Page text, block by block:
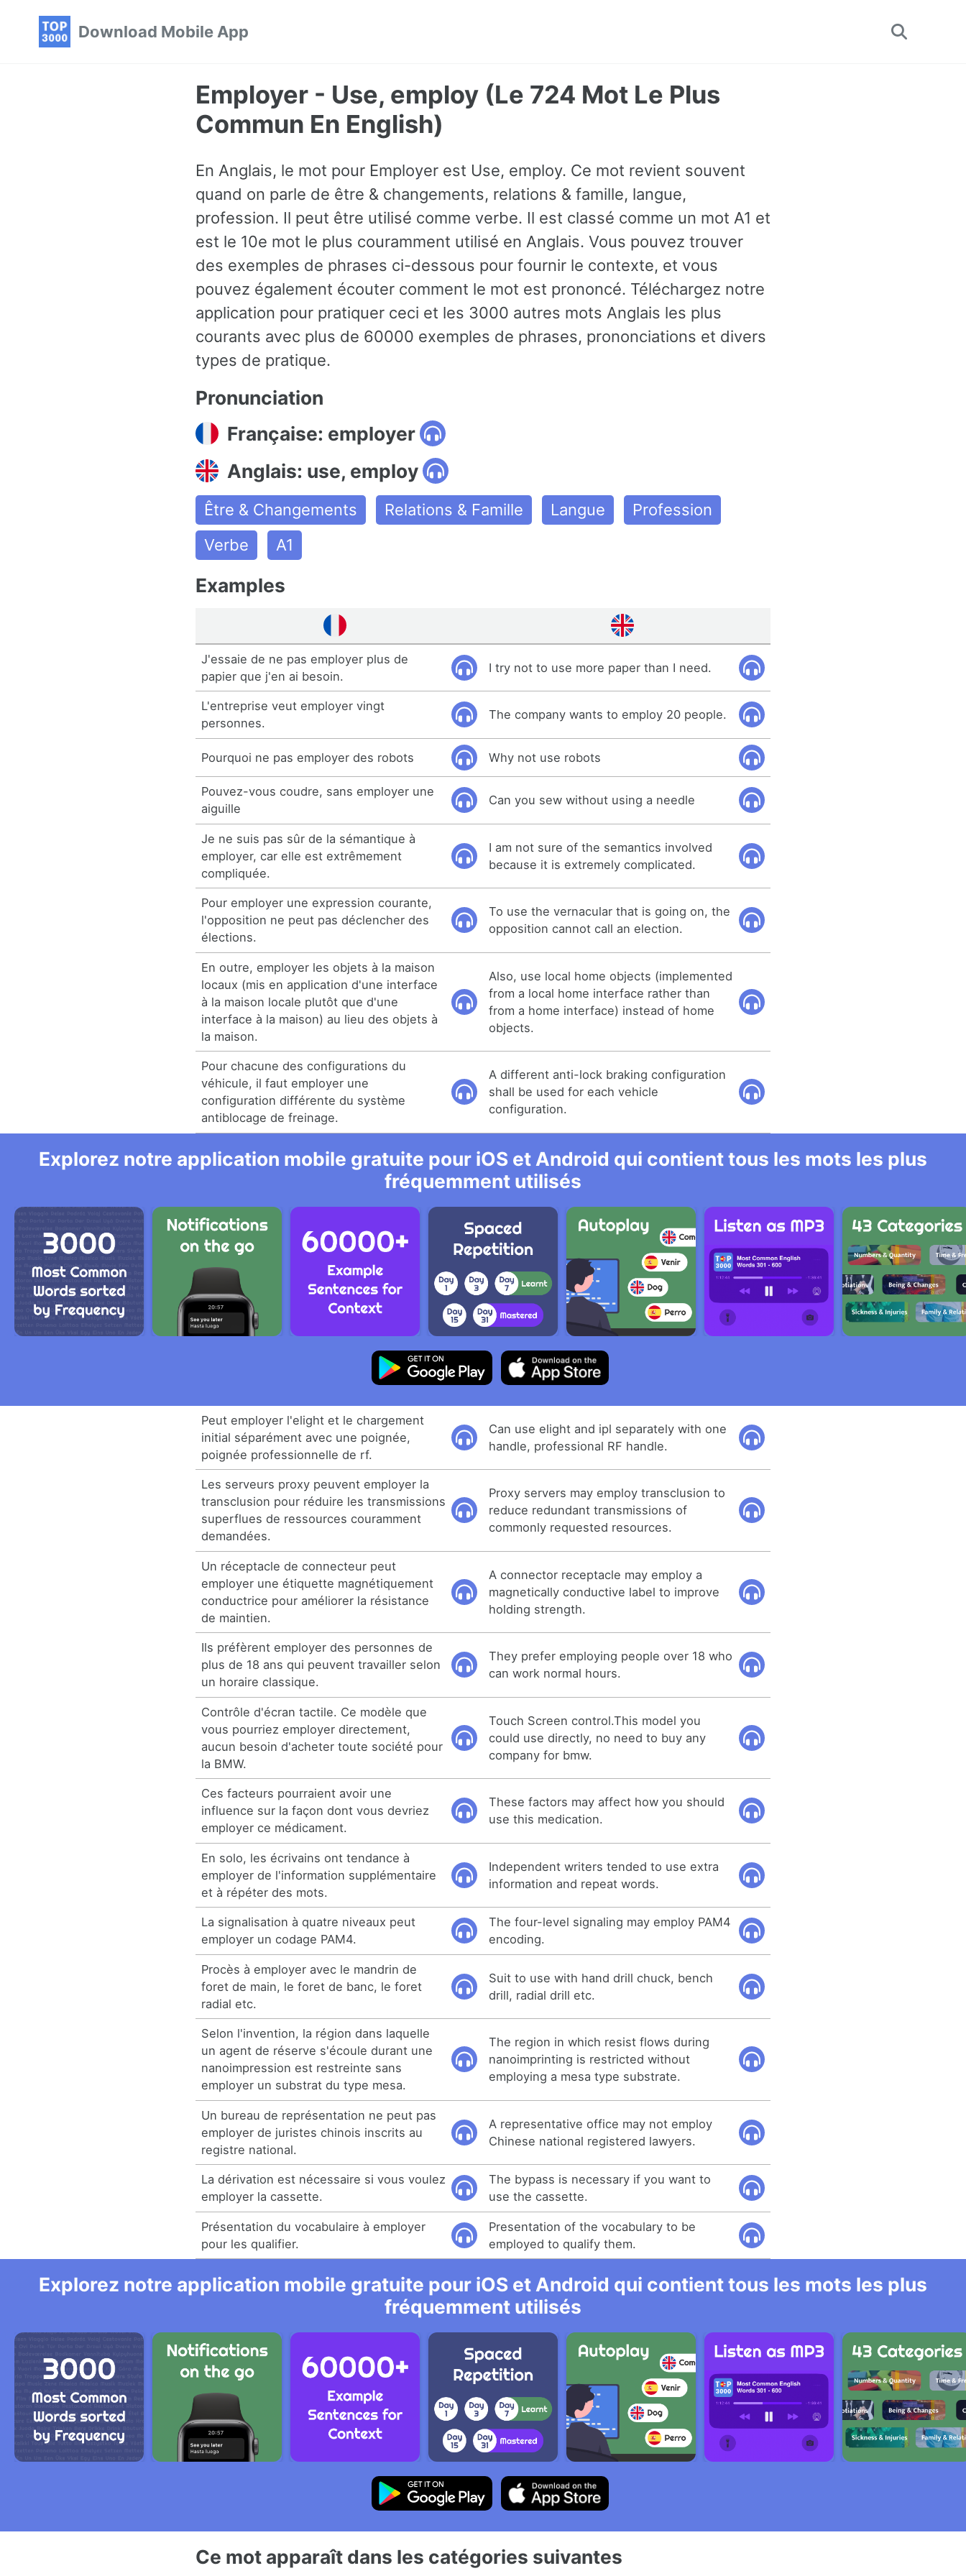
Download Mobile App
Toggle
Employer - Use, employ (Le 724 Mot Le Plus
Commun En English)
En Anglais, le mot pour Employer est Use, employ. Ce mot revient souvent
quand on parle de être & changements, relations & famille, langue,
profession. Il peut être utilisé comme verbe. Il est classé comme un mot A1 et
est le 10e mot le plus couramment utilisé en Anglais. Vous pouvez trouver
des exemples de phrases ci-dessous pour fournir le contexte, et vous
pouvez également écouter comment le mot est prononcé. Téléchargez notre
application pour pratiquer ceci et les 3000 autres mots Anglais les plus
courants avec plus de 60000 exemples de phrases, prononciations et divers
types de pratique.
Pronunciation
Française: employer
Anglais: use, employ
Être & Changements Relations & Famille Langue
Profession
Verbe
A1
Examples
J'essaie de ne pas employer plus de
papier que j'en ai besoin.
I try not to use more paper than I need.
L'entreprise veut employer vingt
personnes.
The company wants to employ 20 people.
Pourquoi ne pas employer des robots Why not use robots
Pouvez-vous coudre, sans employer une
aiguille
Can you sew without using a needle
Je ne suis pas sûr de la sémantique à
employer, car elle est extrêmement
compliquée.
I am not sure of the semantics involved
because it is extremely complicated.
Pour employer une expression courante,
l'opposition ne peut pas déclencher des
élections.
To use the vernacular that is going on, the
opposition cannot call an election.
En outre, employer les objets à la maison
locaux (mis en application d'une interface
à la maison locale plutôt que d'une
interface à la maison) au lieu des objets à
la maison.
Also, use local home objects (implemented
from a local home interface rather than
from a home interface) instead of home
objects.
Pour chacune des configurations du
véhicule, il faut employer une
configuration différente du système
antiblocage de freinage.
A different anti-lock braking configuration
shall be used for each vehicle
configuration.
Explorez notre application mobile gratuite pour iOS et Android qui contient tous les mots les plus
fréquemment utilisés
Peut employer l'elight et le chargement
initial séparément avec une poignée,
poignée professionnelle de rf.
Can use elight and ipl separately with one
handle, professional RF handle.
Les serveurs proxy peuvent employer la
transclusion pour réduire les transmissions
superflues de ressources couramment
demandées.
Proxy servers may employ transclusion to
reduce redundant transmissions of
commonly requested resources.
Un réceptacle de connecteur peut
employer une étiquette magnétiquement
conductrice pour améliorer la résistance
de maintien.
A connector receptacle may employ a
magnetically conductive label to improve
holding strength.
Ils préfèrent employer des personnes de
plus de 18 ans qui peuvent travailler selon
un horaire classique.
They prefer employing people over 18 who
can work normal hours.
Contrôle d'écran tactile. Ce modèle que
vous pourriez employer directement,
aucun besoin d'acheter toute société pour
la BMW.
Touch Screen control.This model you
could use directly, no need to buy any
company for bmw.
Ces facteurs pourraient avoir une
influence sur la façon dont vous devriez
employer ce médicament.
These factors may affect how you should
use this medication.
En solo, les écrivains ont tendance à
employer de l'information supplémentaire
et à répéter des mots.
Independent writers tended to use extra
information and repeat words.
La signalisation à quatre niveaux peut
employer un codage PAM4.
The four-level signaling may employ PAM4
encoding.
Procès à employer avec le mandrin de
foret de main, le foret de banc, le foret
radial etc.
Suit to use with hand drill chuck, bench
drill, radial drill etc.
Selon l'invention, la région dans laquelle
un agent de réserve s'écoule durant une
nanoimpression est restreinte sans
employer un substrat du type mesa.
The region in which resist flows during
nanoimprinting is restricted without
employing a mesa type substrate.
Un bureau de représentation ne peut pas
employer de juristes chinois inscrits au
registre national.
A representative office may not employ
Chinese national registered lawyers.
La dérivation est nécessaire si vous voulez
employer la cassette.
The bypass is necessary if you want to
use the cassette.
Présentation du vocabulaire à employer
pour les qualifier.
Presentation of the vocabulary to be
employed to qualify them.
Explorez notre application mobile gratuite pour iOS et Android qui contient tous les mots les plus
fréquemment utilisés
Ce mot apparaît dans les catégories suivantes